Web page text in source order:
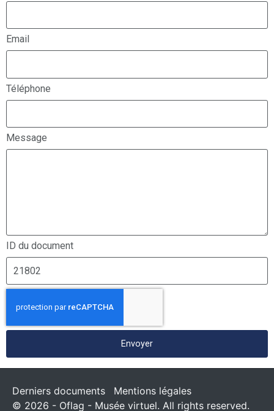
Email
Téléphone
Message
ID du document
Envoyer
Derniers documents
Mentions légales
© 2026 - Oflag - Musée virtuel. All rights reserved.